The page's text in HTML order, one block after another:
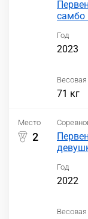
самбо
Год
2023
Весовая
71 кг
Место
2
Год
2022
Весовая